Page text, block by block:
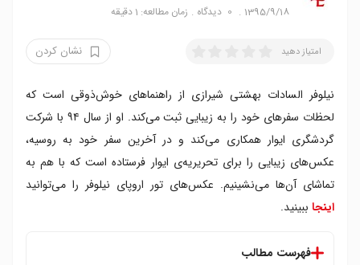
1395/9/18
0 دیدگاه زمان مطالعه: 1 دقیقه
امتیاز دهید نشان کردن
نیلوفر السادات بهشتی شیرازی از راهنما‌های خوش‌ذوقی است که
لحظات سفر‌های خود را به زیبایی ثبت می‌کند. او از سال ۹۴ با شرکت
گردشگری ایوار همکاری می‌کند و در آخرین سفر خود به روسیه،
عکس‌های زیبایی را برای تحریریه‌ی ایوار فرستاده است که با هم به
تماشای آن‌ها می‌نشینیم. عکس‌های تور اروپای نیلوفر‌ را می‌توانید
اینجا ببینید.
فهرست مطالب